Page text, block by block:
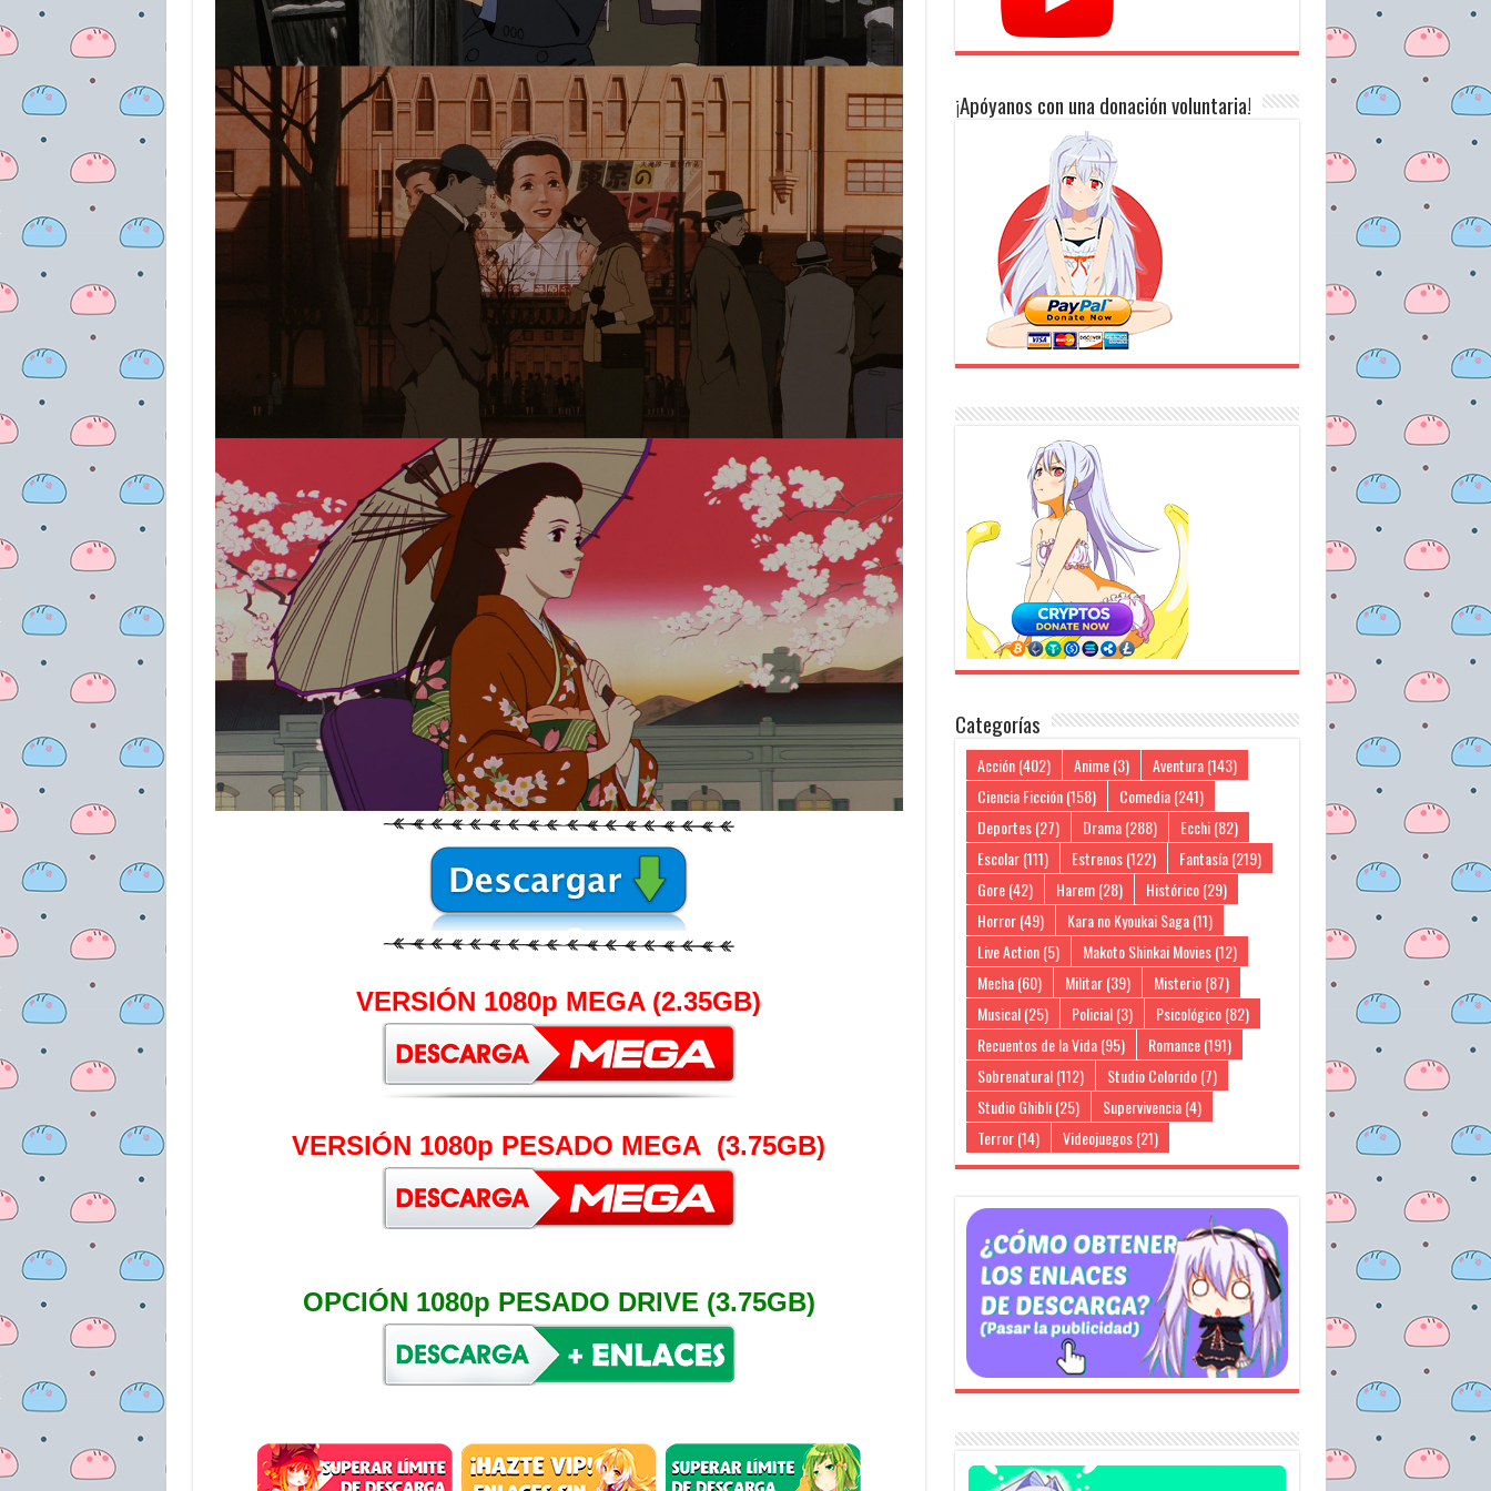
VERSIÓN 1080p MEGA (2.35GB)
VERSIÓN 1080p PESADO MEGA (3.75GB)
OPCIÓN 1080p PESADO DRIVE (3.75GB)
¡Apóyanos con una donación voluntaria!
Categorías
Acción(402) Anime(3) Aventura(143)
Ciencia Ficción(158) Comedia(241)
Deportes(27) Drama(288) Ecchi(82)
Escolar(111) Estrenos(122) Fantasía(219)
Gore(42) Harem(28) Histórico(29)
Horror(49) Kara no Kyoukai Saga(11)
Live Action(5) Makoto Shinkai Movies(12)
Mecha(60) Militar(39) Misterio(87)
Musical(25) Policial(3) Psicológico(82)
Recuentos de la Vida(95) Romance(191)
Sobrenatural(112) Studio Colorido(7)
Studio Ghibli(25) Supervivencia(4)
Terror(14) Videojuegos(21)